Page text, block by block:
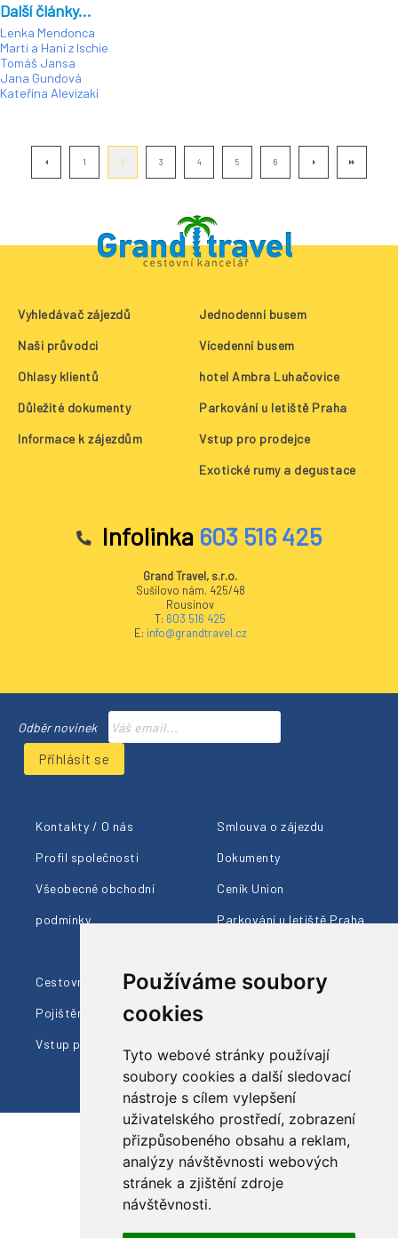
Používáme soubory
cookies
Tyto webové stránky používají
soubory cookies a další sledovací
nástroje s cílem vylepšení
uživatelského prostředí, zobrazení
přizpůsobeného obsahu a reklam,
analýzy návštěvnosti webových
stránek a zjištění zdroje
návštěvnosti.
Další články...
Lenka Mendonca
Marti a Hani z Ischie
Tomáš Jansa
Jana Gundová
Kateřina Alevizaki
1 2 3 4 5 6
Vyhledávač zájezdů
Naši průvodci
Ohlasy klientů
Jednodenní busem
Vícedenní busem
hotel Ambra Luhačovice
Důležité dokumenty
Informace k zájezdům
Parkování u letiště Praha
Vstup pro prodejce
Exotické rumy a degustace
Infolinka 603 516 425
Grand Travel, s.r.o.
Sušilovo nám. 425/48
Rousínov
T: 603 516 425
E: info@grandtravel.cz
Odběr novinek
Přihlásit se
Kontakty / O nás
Profil společnosti
Všeobecné obchodní
podmínky
Smlouva o zájezdu
Dokumenty
Ceník Union
Parkování u letiště Praha
Cestovní pojištění
Pojištění proti úpadku
Ohlasy klientů
Vstup pro prodejce
Sledujte nás